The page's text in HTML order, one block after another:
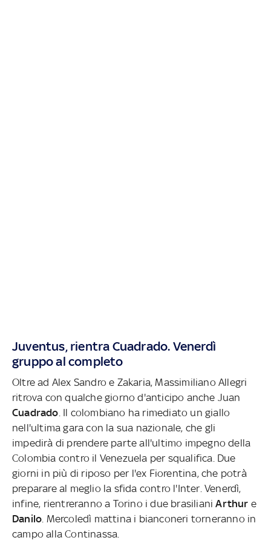
Juventus, rientra Cuadrado. Venerdì
gruppo al completo
Oltre ad Alex Sandro e Zakaria, Massimiliano Allegri
ritrova con qualche giorno d'anticipo anche Juan
Cuadrado . Il colombiano ha rimediato un giallo
nell'ultima gara con la sua nazionale, che gli
impedirà di prendere parte all'ultimo impegno della
Colombia contro il Venezuela per squalifica. Due
giorni in più di riposo per l'ex Fiorentina, che potrà
preparare al meglio la sfida contro l'Inter. Venerdì,
infine, rientreranno a Torino i due brasilianiArthur e
Danilo . Mercoledì mattina i bianconeri torneranno in
campo alla Continassa.